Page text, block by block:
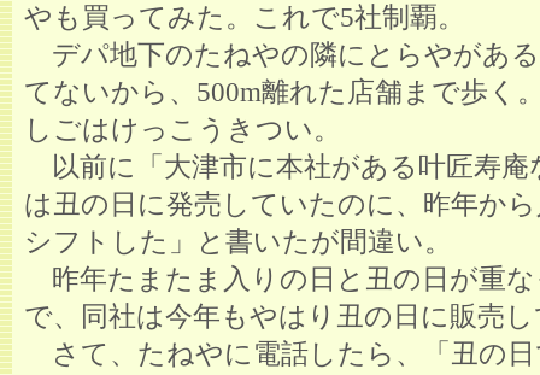
やも買ってみた。これで5社制覇。
デパ地下のたねやの隣にとらやがあ
てないから、500m離れた店舗まで歩く
しごはけっこうきつい。
以前に「大津市に本社がある叶匠寿庵
は丑の日に発売していたのに、昨年か
シフトした」と書いたが間違い。
昨年たまたま入りの日と丑の日が重
で、同社は今年もやはり丑の日に販売
さて、たねやに電話したら、「丑の